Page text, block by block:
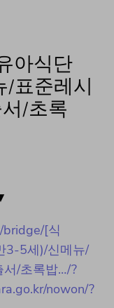
아식단
표준레시
/초록
[식
3-5세)/신메뉴/
서/초록밥…/?
nowon/?